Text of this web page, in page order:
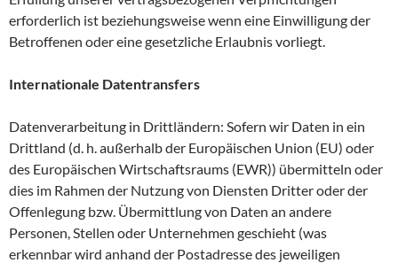
erforderlich ist beziehungsweise wenn eine Einwilligung der
Betroffenen oder eine gesetzliche Erlaubnis vorliegt.
Internationale Datentransfers
Datenverarbeitung in Drittländern: Sofern wir Daten in ein
Drittland (d. h. außerhalb der Europäischen Union (EU) oder
des Europäischen Wirtschaftsraums (EWR)) übermitteln oder
dies im Rahmen der Nutzung von Diensten Dritter oder der
Offenlegung bzw. Übermittlung von Daten an andere
Personen, Stellen oder Unternehmen geschieht (was
erkennbar wird anhand der Postadresse des jeweiligen